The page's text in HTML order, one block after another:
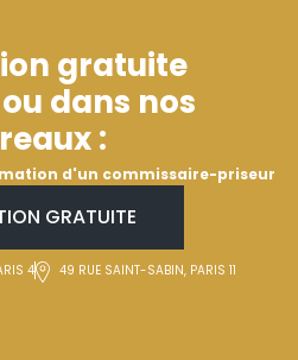
gratuite
dans nos
:
d'un commissaire-priseur
GRATUITE
4 49 RUE SAINT-SABIN, PARIS 11